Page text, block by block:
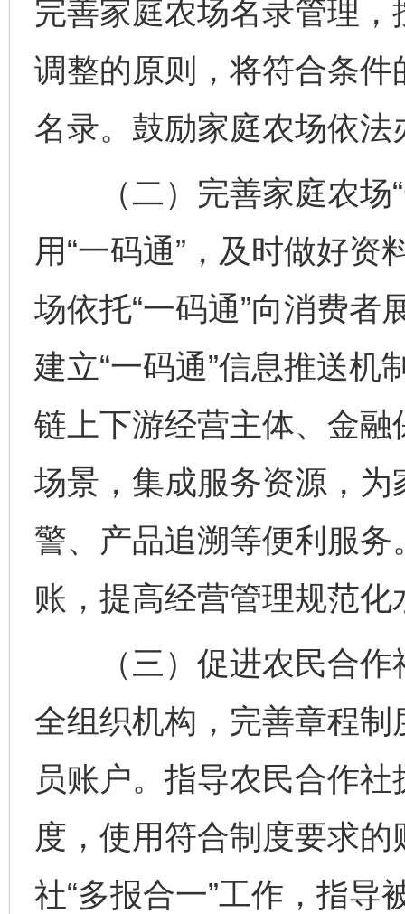
完善家庭农场名录管理
调整的原则，将符合条
名录。鼓励家庭农场依
（二）完善家庭农场“
用“一码通”，及时做好
场依托“一码通”向消费者
建立“一码通”信息推送
链上下游经营主体、金融
场景，集成服务资源，
警、产品追溯等便利服
账，提高经营管理规范化
（三）促进农民合作
全组织机构，完善章程
员账户。指导农民合作
度，使用符合制度要求
社“多报合一”工作，指导